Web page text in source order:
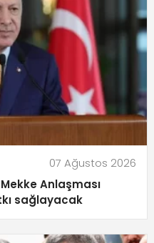
07 Ağustos 2026
Anlaşması
sağlayacak